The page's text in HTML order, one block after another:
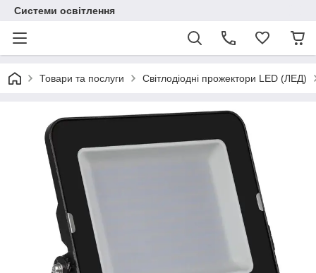
Системи освітлення
Товари та послуги Світлодіодні прожектори LED (ЛЕД)